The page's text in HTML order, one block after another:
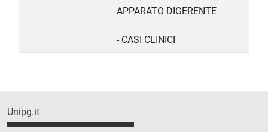
APPARATO DIGERENTE
- CASI CLINICI
Unipg.it